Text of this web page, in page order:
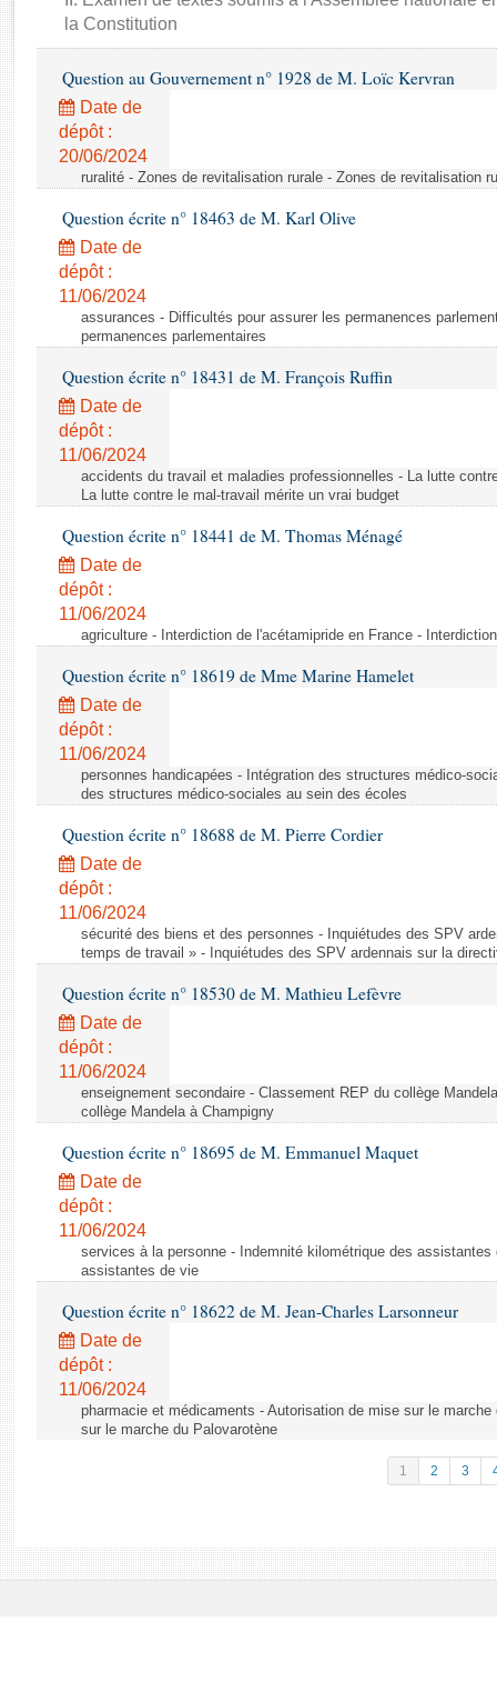
Rapports d'enquête
Rapports législatifs
Baromètre de l’application des lois
Dossiers législatifs
Budget et sécurité sociale
la Constitution
Question au Gouvernement n° 1928 de M. Loïc Kervran
Date de
dépôt :
20/06/2024
ruralité - Zones de revitalisation rurale - Zones de revitalisation
Question écrite n° 18463 de M. Karl Olive
Date de
dépôt :
11/06/2024
assurances - Difficultés pour assurer les permanences
permanences parlementaires
Question écrite n° 18431 de M. François Ruffin
Date de
dépôt :
11/06/2024
accidents du travail et maladies professionnelles - La lutte
La lutte contre le mal-travail mérite un vrai budget
Question écrite n° 18441 de M. Thomas Ménagé
Date de
dépôt :
11/06/2024
agriculture - Interdiction de l'acétamipride en France -
Question écrite n° 18619 de Mme Marine Hamelet
Date de
dépôt :
11/06/2024
personnes handicapées - Intégration des structures médico-
des structures médico-sociales au sein des écoles
Question écrite n° 18688 de M. Pierre Cordier
Date de
dépôt :
11/06/2024
sécurité des biens et des personnes - Inquiétudes des SPV
temps de travail » - Inquiétudes des SPV ardennais sur la
Question écrite n° 18530 de M. Mathieu Lefèvre
Date de
dépôt :
11/06/2024
enseignement secondaire - Classement REP du collège
collège Mandela à Champigny
Question écrite n° 18695 de M. Emmanuel Maquet
Date de
dépôt :
11/06/2024
services à la personne - Indemnité kilométrique des
assistantes de vie
Question écrite n° 18622 de M. Jean-Charles Larsonneur
Date de
dépôt :
11/06/2024
pharmacie et médicaments - Autorisation de mise sur le
sur le marche du Palovarotène
1 2 3